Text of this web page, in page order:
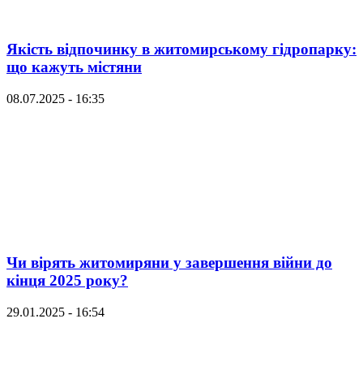
Якість відпочинку в житомирському гідропарку:
що кажуть містяни
08.07.2025 - 16:35
Чи вірять житомиряни у завершення війни до
кінця 2025 року?
29.01.2025 - 16:54